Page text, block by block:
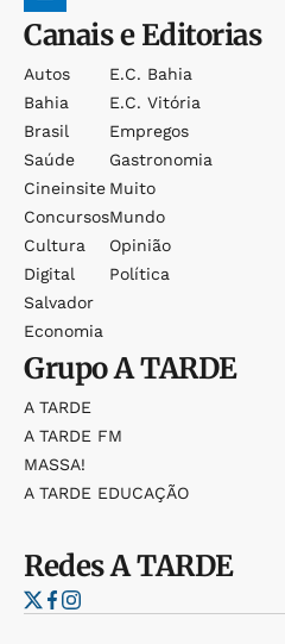
Canais e Editorias
Autos
Bahia
Brasil
Saúde
Cineinsite
Concursos
Cultura
Digital
Salvador
Economia
E.c. Bahia
E.c. Vitória
Empregos
Gastronomia
Muito
Mundo
Opinião
Política
GrupoA TARDE
A TARDE
A TARDE FM
MASSA!
A TARDE EDUCAÇÃO
RedesA TARDE